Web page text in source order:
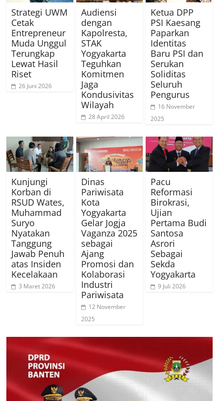
Strategi UWM
Cetak
Entrepreneur
Muda Unggul
Terungkap
Lewat Hasil
Riset
26 Juni 2026
Audiensi
dengan
Kapolresta,
STAK
Yogyakarta
Teguhkan
Komitmen
Jaga
Kondusivitas
Wilayah
28 April 2026
Ketua DPP
PSI Kaesang
Paparkan
Identitas
Baru PSI dan
Serukan
Soliditas
Seluruh
Pengurus
16 November
2025
Kunjungi
Korban di
RSUD Wates,
Muhammad
Suryo
Nyatakan
Tanggung
Jawab Penuh
atas Insiden
Kecelakaan
3 Maret 2026
Dinas
Pariwisata
Kota
Yogyakarta
Gelar Jogja
Vaganza 2025
sebagai
Ajang
Promosi dan
Kolaborasi
Industri
Pariwisata
12 November
2025
Pacu
Reformasi
Birokrasi,
Ujian
Pertama Budi
Santosa
Asrori
Sebagai
Sekda
Yogyakarta
9 Juli 2026